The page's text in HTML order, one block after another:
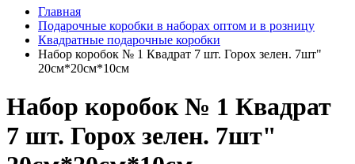
Главная
Подарочные коробки в наборах оптом и в розницу
Квадратные подарочные коробки
Набор коробок № 1 Квадрат 7 шт. Горох зелен. 7шт"
20см*20см*10см
Набор коробок № 1 Квадрат
7 шт. Горох зелен. 7шт"